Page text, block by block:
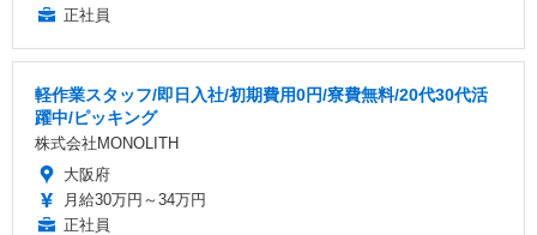
正社員
軽作業スタッフ/即日入社/初期費用0円/寮費無料/20代30代活
躍中/ピッキング
株式会社MONOLITH
大阪府
月給30万円～34万円
正社員